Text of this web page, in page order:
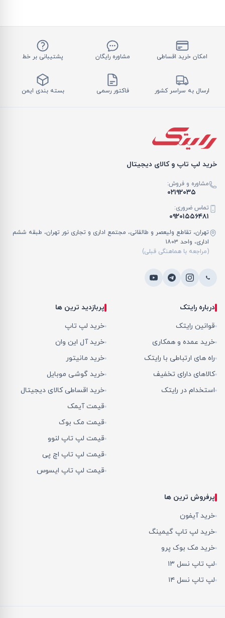
امکان خرید اقساطی مشاوره رایگان پشتیبانی بر خط
ارسال به سراسر کشور فاکتور رسمی بسته بندی ایمن
خرید لپ تاپ و کالای دیجیتال
مشاوره و فروش:
۰۲۱۹۲۰۳۵
تماس ضروری:
۰۹۲۰۱۵۵۶۴۸۱
تهران، تقاطع ولیعصر و طالقانی، مجتمع اداری و تجاری نور تهران، طبقه ششم
اداری، واحد ۱۸۰۳
(مراجعه با هماهنگی قبلی)
درباره رایتک
قوانین رایتک
خرید عمده و همکاری
راه های ارتباطی با رایتک
کالاهای دارای تخفیف
استخدام در رایتک
پربازدید ترین ها
خرید لپ تاپ
خرید آل این وان
خرید مانیتور
خرید گوشی موبایل
خرید اقساطی کالای دیجیتال
قیمت آیمک
قیمت مک بوک
قیمت لپ تاپ لنوو
قیمت لپ تاپ اچ پی
قیمت لپ تاپ ایسوس
پرفروش ترین ها
خرید آیفون
خرید لپ تاپ گیمینگ
خرید مک بوک پرو
لپ تاپ نسل ۱۳
لپ تاپ نسل ۱۴